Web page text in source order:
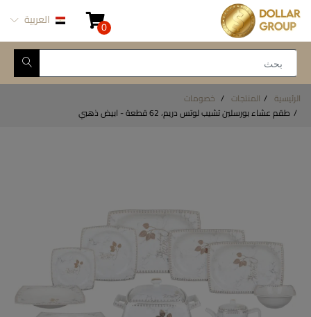
0 العربية
الرئيسية المنتجات
خصومات
طقم عشاء بورسلين تشيب لوتس دريم، 62 قطعة - ابيض ذهبي